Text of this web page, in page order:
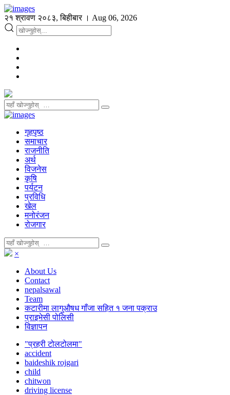
२१ श्रावण २०८३, बिहीबार । Aug 06, 2026
गृहपृष्ठ
समाचार
राजनीति
अर्थ
विजनेस
कृषि
पर्यटन
प्रविधि
खेल
मनोरंजन
रोजगार
×
About Us
Contact
nepalsawal
Team
कटारीमा लागुऔषध गाँजा सहित १ जना पक्राउ
प्राइभेसी पोलिसी
विज्ञापन
"प्रहरी टोलटोलमा"
accident
baideshik rojgari
child
chitwon
driving license